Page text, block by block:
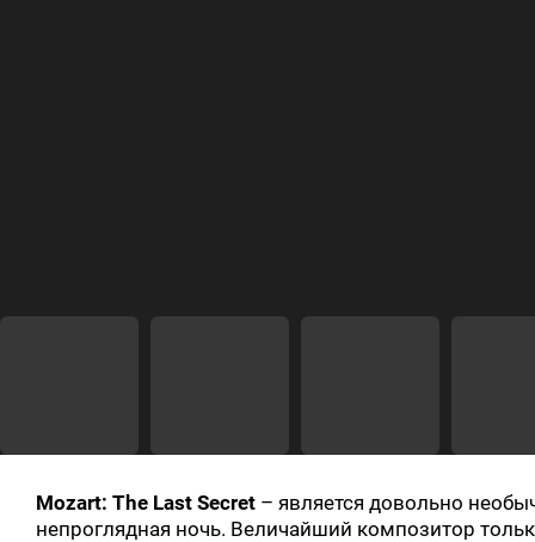
Mozart: The Last Secret – является довольно
непроглядная ночь. Величайший композитор